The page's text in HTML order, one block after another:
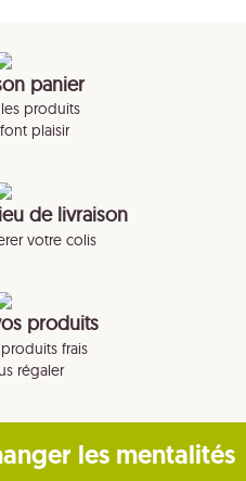
panier
produits
plaisir
de livraison
votre colis
produits
frais
régaler
les mentalités